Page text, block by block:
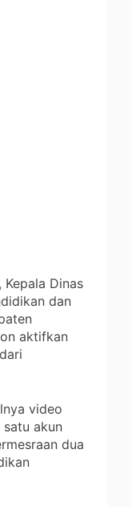
Kepala Dinas
dan
aktifkan
video
akun
dua